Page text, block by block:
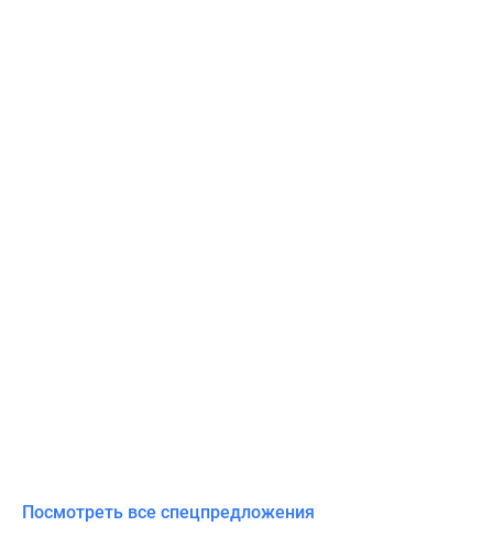
Посмотреть все спецпредложения